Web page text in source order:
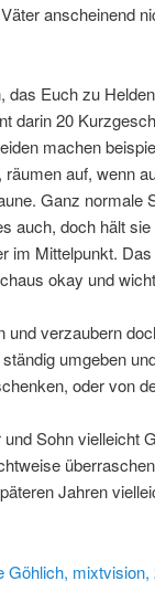
anscheinend
das Euch zu
darin 20
machen
auf, wenn
Ganz normale
auch, doch hält
im Mittelpunkt.
okay und
und verzaubern
umgeben
oder von
Sohn vielleicht
Jahren
Göhlich, mixtvision,